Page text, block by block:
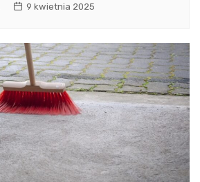
9 kwietnia 2025